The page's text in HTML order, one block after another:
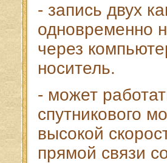
- запись двух
одновременно
через
носитель.
- может
спутникового
высокой
прямой связи